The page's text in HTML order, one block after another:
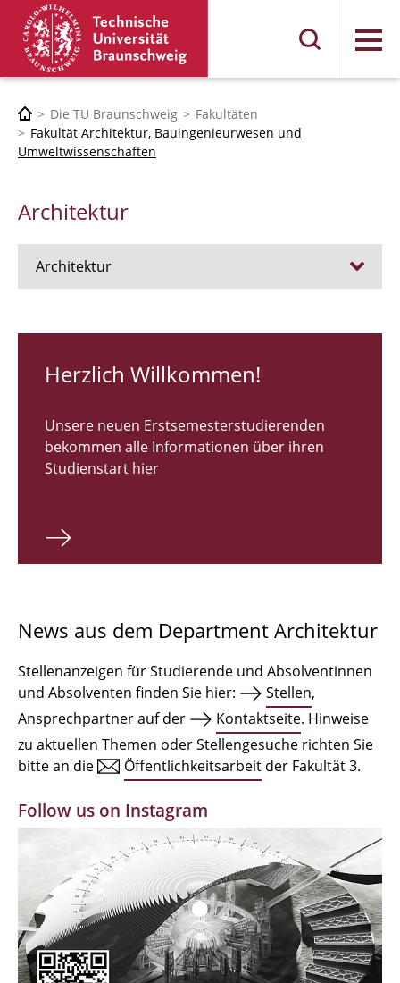
Menü
Die TU Braunschweig
Fakultäten
Fakultät Architektur, Bauingenieurwesen und
Umweltwissenschaften
Architektur
Architektur
RUNDGANG 26
Bachelor Architektur
Master Architektur
Qualifikationsprofil
Institute
Einrichtungen
Zeichensäle
MBW | Modellbauwerkstatt
Alumni | cloud club
Dokumente und Downloads
Herzlich Willkommen!
Unsere neuen Erstsemesterstudierenden
bekommen alle Informationen über ihren
Studienstart hier
News aus dem Department Architektur
Stellenanzeigen für Studierende und Absolventinnen
und Absolventen finden Sie hier:
Stellen,
Ansprechpartner auf der
Kontaktseite. Hinweise
zu aktuellen Themen oder Stellengesuche richten Sie
bitte an die
Öffentlichkeitsarbeit der Fakultät 3.
Follow us on Instagram